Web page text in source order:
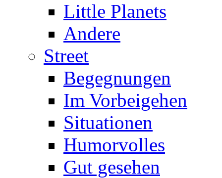
Little Planets
Andere
Street
Begegnungen
Im Vorbeigehen
Situationen
Humorvolles
Gut gesehen